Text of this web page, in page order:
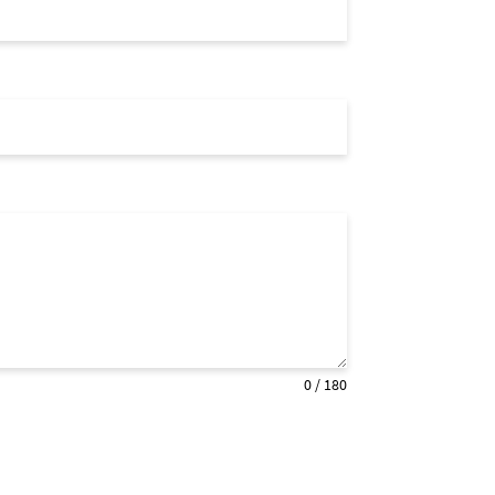
0 / 180